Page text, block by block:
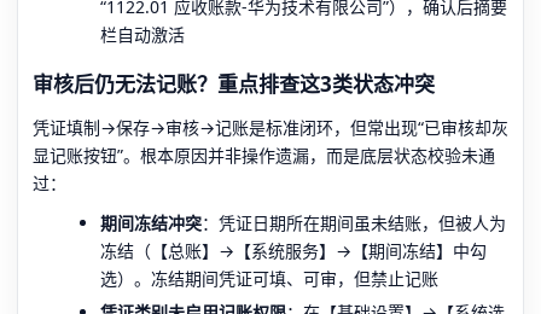
“1122.01 应收账款-华为技术有限公司”），确认后摘要
栏自动激活
审核后仍无法记账？重点排查这3类状态冲突
凭证填制→保存→审核→记账是标准闭环，但常出现“已审核却灰
显记账按钮”。根本原因并非操作遗漏，而是底层状态校验未通
过：
期间冻结冲突：凭证日期所在期间虽未结账，但被人为
冻结（【总账】→【系统服务】→【期间冻结】中勾
选）。冻结期间凭证可填、可审，但禁止记账